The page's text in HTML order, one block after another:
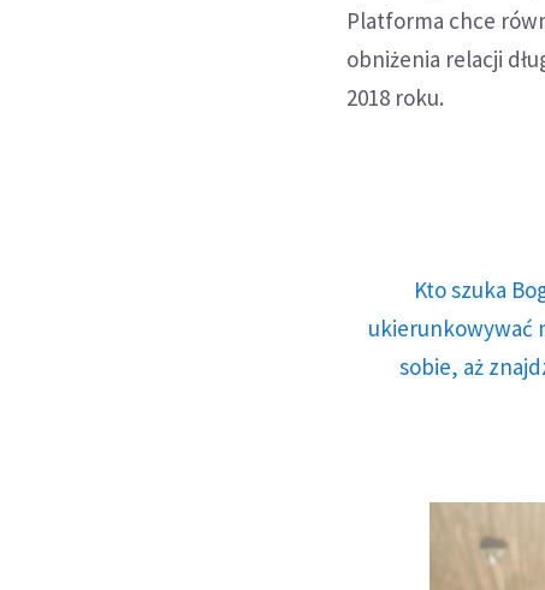
Platforma chce
obniżenia relacji
2018 roku.
Kto szuka
ukierunkowywać
sobie, aż